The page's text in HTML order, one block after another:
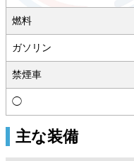
燃料
ガソリン
禁煙車
◯
主な装備